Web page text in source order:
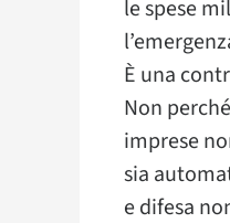
le spese
È una
Non
imprese
sia
e difesa